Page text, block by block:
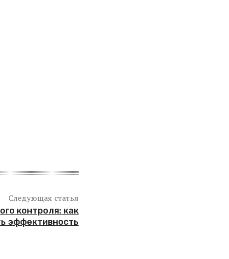
Следующая статья
контроля: как
эффективность